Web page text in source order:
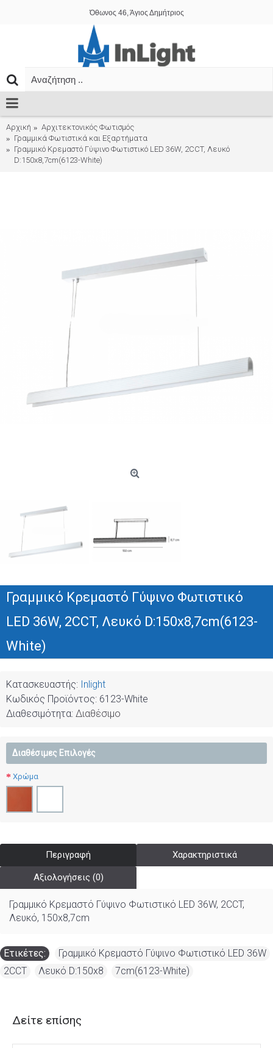
Όθωνος 46, Άγιος Δημήτριος
Αρχική
Αρχιτεκτονικός Φωτισμός
Γραμμικά Φωτιστικά και Εξαρτήματα
Γραμμικό Κρεμαστό Γύψινο Φωτιστικό LED 36W, 2CCT, Λευκό
D:150x8,7cm(6123-White)
Γραμμικό Κρεμαστό Γύψινο Φωτιστικό
LED 36W, 2CCT, Λευκό D:150x8,7cm(6123-
White)
Κατασκευαστής: Inlight
Κωδικός Προϊόντος: 6123-White
Διαθεσιμότητα: Διαθέσιμο
Διαθέσιμες Επιλογές
Χρώμα
Περιγραφή Χαρακτηριστικά
Αξιολογήσεις (0)
Γραμμικό Κρεμαστό Γύψινο Φωτιστικό LED 36W, 2CCT,
Λευκό, 150x8,7cm
Ετικέτες: Γραμμικό Κρεμαστό Γύψινο Φωτιστικό LED 36W
2CCT
Λευκό D:150x8 7cm(6123-White)
Δείτε επίσης